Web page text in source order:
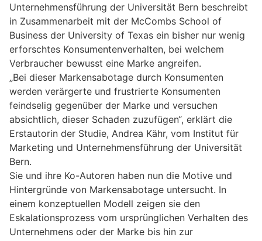
Unternehmensführung der Universität Bern beschreibt
in Zusammenarbeit mit der McCombs School of
Business der University of Texas ein bisher nur wenig
erforschtes Konsumentenverhalten, bei welchem
Verbraucher bewusst eine Marke angreifen.
„Bei dieser Markensabotage durch Konsumenten
werden verärgerte und frustrierte Konsumenten
feindselig gegenüber der Marke und versuchen
absichtlich, dieser Schaden zuzufügen“, erklärt die
Erstautorin der Studie, Andrea Kähr, vom Institut für
Marketing und Unternehmensführung der Universität
Bern.
Sie und ihre Ko-Autoren haben nun die Motive und
Hintergründe von Markensabotage untersucht. In
einem konzeptuellen Modell zeigen sie den
Eskalationsprozess vom ursprünglichen Verhalten des
Unternehmens oder der Marke bis hin zur